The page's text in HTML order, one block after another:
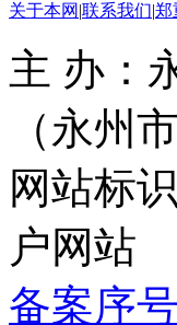
关于本网 |联系我们|郑
主 办：
（永州
网站标
户网站
备案序